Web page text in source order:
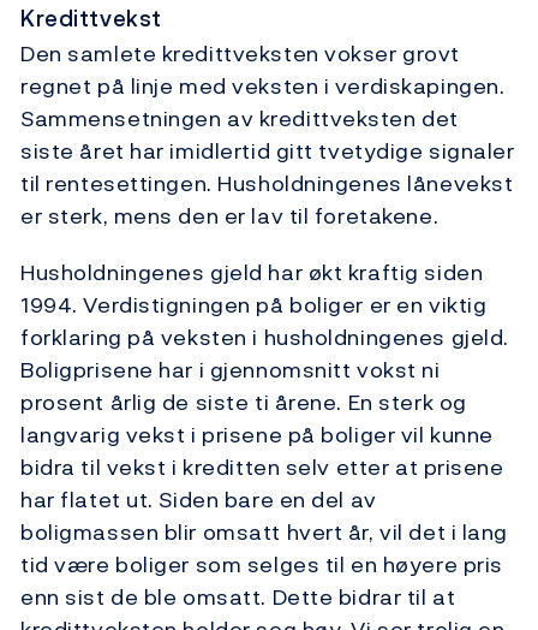
Kredittvekst
Den samlete kredittveksten vokser grovt
regnet på linje med veksten i verdiskapingen.
Sammensetningen av kredittveksten det
siste året har imidlertid gitt tvetydige signaler
til rentesettingen. Husholdningenes lånevekst
er sterk, mens den er lav til foretakene.
Husholdningenes gjeld har økt kraftig siden
1994. Verdistigningen på boliger er en viktig
forklaring på veksten i husholdningenes gjeld.
Boligprisene har i gjennomsnitt vokst ni
prosent årlig de siste ti årene. En sterk og
langvarig vekst i prisene på boliger vil kunne
bidra til vekst i kreditten selv etter at prisene
har flatet ut. Siden bare en del av
boligmassen blir omsatt hvert år, vil det i lang
tid være boliger som selges til en høyere pris
enn sist de ble omsatt. Dette bidrar til at